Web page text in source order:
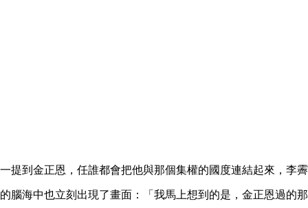
一提到金正恩，任誰都會把他與那個集權的國度連結起來，李霽
的腦海中也立刻出現了畫面：「我馬上想到的是，金正恩過的那